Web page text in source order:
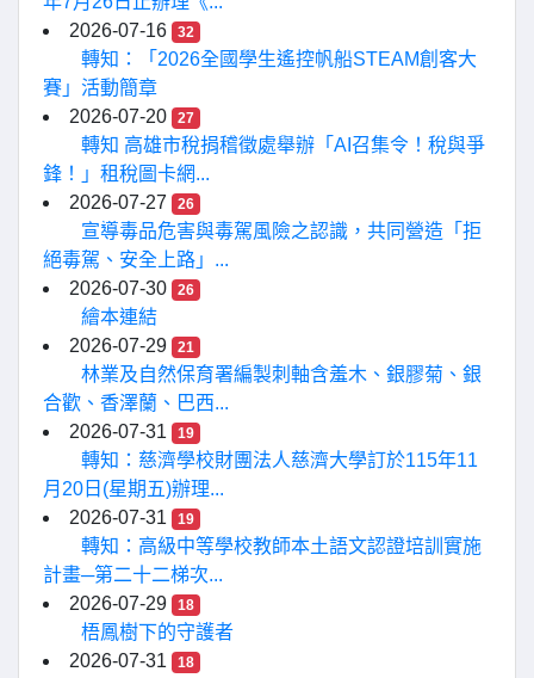
2026-07-16
32
轉知：「2026全國學生遙控帆船STEAM創客大
賽」活動簡章
2026-07-20
27
轉知 高雄市稅捐稽徵處舉辦「AI召集令！稅與爭
鋒！」租稅圖卡網...
2026-07-27
26
宣導毒品危害與毒駕風險之認識，共同營造「拒
絕毒駕、安全上路」...
2026-07-30
26
繪本連結
2026-07-29
21
林業及自然保育署編製刺軸含羞木、銀膠菊、銀
合歡、香澤蘭、巴西...
2026-07-31
19
轉知：慈濟學校財團法人慈濟大學訂於115年11
月20日(星期五)辦理...
2026-07-31
19
轉知：高級中等學校教師本土語文認證培訓實施
計畫─第二十二梯次...
2026-07-29
18
梧鳳樹下的守護者
2026-07-31
18